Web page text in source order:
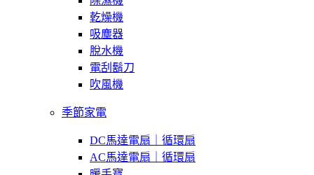
乾燥機
吸塵器
脫水機
電刮鬍刀
吹風機
季節家電
DC馬達電扇｜循環扇
AC馬達電扇｜循環扇